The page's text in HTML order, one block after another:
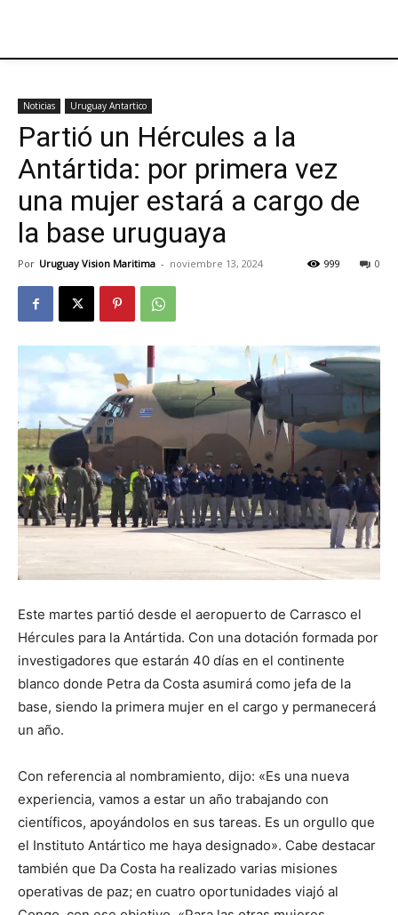
Noticias Uruguay Antartico
Partió un Hércules a la
Antártida: por primera vez
una mujer estará a cargo de
la base uruguaya
Por Uruguay Vision Maritima - noviembre 13, 2024 0
999
Este martes partió desde el aeropuerto de Carrasco el
Hércules para la Antártida. Con una dotación formada por
investigadores que estarán 40 días en el continente
blanco donde Petra da Costa asumirá como jefa de la
base, siendo la primera mujer en el cargo y permanecerá
un año.
Con referencia al nombramiento, dijo: «Es una nueva
experiencia, vamos a estar un año trabajando con
científicos, apoyándolos en sus tareas. Es un orgullo que
el Instituto Antártico me haya designado». Cabe destacar
también que Da Costa ha realizado varias misiones
operativas de paz; en cuatro oportunidades viajó al